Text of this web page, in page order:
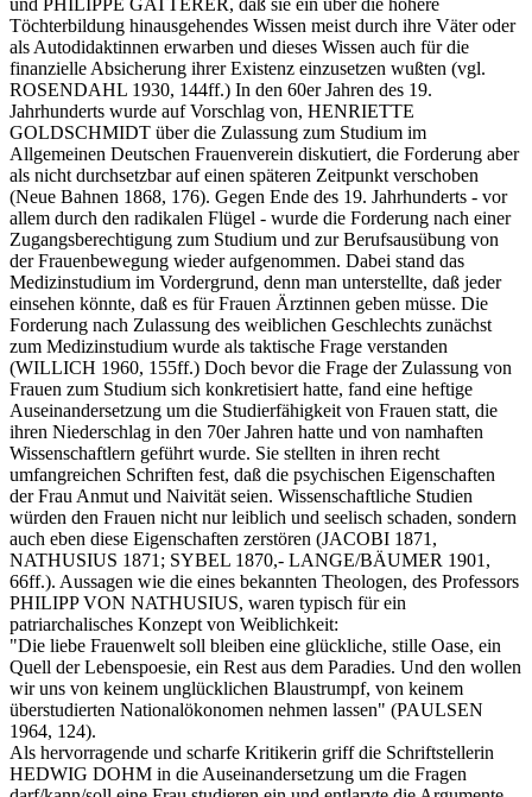
Töchterbildung hinausgehendes Wissen meist durch ihre Väter oder
als Autodidaktinnen erwarben und dieses Wissen auch für die
finanzielle Absicherung ihrer Existenz einzusetzen wußten (vgl.
ROSENDAHL 1930, 144ff.) In den 60er Jahren des 19.
Jahrhunderts wurde auf Vorschlag von, HENRIETTE
GOLDSCHMIDT über die Zulassung zum Studium im
Allgemeinen Deutschen Frauenverein diskutiert, die Forderung aber
als nicht durchsetzbar auf einen späteren Zeitpunkt verschoben
(Neue Bahnen 1868, 176). Gegen Ende des 19. Jahrhunderts - vor
allem durch den radikalen Flügel - wurde die Forderung nach einer
Zugangsberechtigung zum Studium und zur Berufsausübung von
der Frauenbewegung wieder aufgenommen. Dabei stand das
Medizinstudium im Vordergrund, denn man unterstellte, daß jeder
einsehen könnte, daß es für Frauen Ärztinnen geben müsse. Die
Forderung nach Zulassung des weiblichen Geschlechts zunächst
zum Medizinstudium wurde als taktische Frage verstanden
(WILLICH 1960, 155ff.) Doch bevor die Frage der Zulassung von
Frauen zum Studium sich konkretisiert hatte, fand eine heftige
Auseinandersetzung um die Studierfähigkeit von Frauen statt, die
ihren Niederschlag in den 70er Jahren hatte und von namhaften
Wissenschaftlern geführt wurde. Sie stellten in ihren recht
umfangreichen Schriften fest, daß die psychischen Eigenschaften
der Frau Anmut und Naivität seien. Wissenschaftliche Studien
würden den Frauen nicht nur leiblich und seelisch schaden, sondern
auch eben diese Eigenschaften zerstören (JACOBI 1871,
NATHUSIUS 1871; SYBEL 1870,- LANGE/BÄUMER 1901,
66ff.). Aussagen wie die eines bekannten Theologen, des Professors
PHILIPP VON NATHUSIUS, waren typisch für ein
patriarchalisches Konzept von Weiblichkeit:
"Die liebe Frauenwelt soll bleiben eine glückliche, stille Oase, ein
Quell der Lebenspoesie, ein Rest aus dem Paradies. Und den wollen
wir uns von keinem unglücklichen Blaustrumpf, von keinem
überstudierten Nationalökonomen nehmen lassen" (PAULSEN
1964, 124).
Als hervorragende und scharfe Kritikerin griff die Schriftstellerin
HEDWIG DOHM in die Auseinandersetzung um die Fragen